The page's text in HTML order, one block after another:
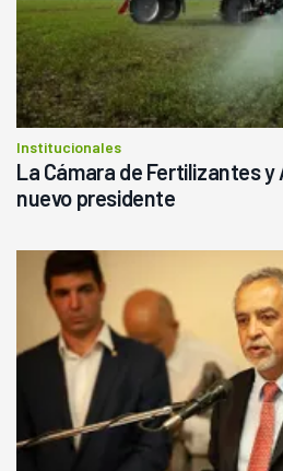
Institucionales
La Cámara de Fertilizantes
nuevo presidente